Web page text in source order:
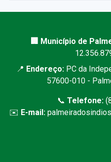
🏢 Município de
📍 Endereço: PC da
57600-010 -
📞 Telefone:
✉️ E-mail: